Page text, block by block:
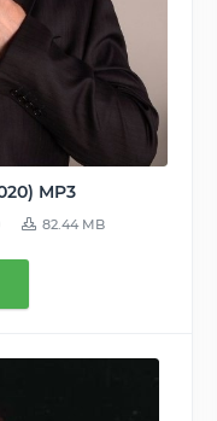
MP3
82.44 MB